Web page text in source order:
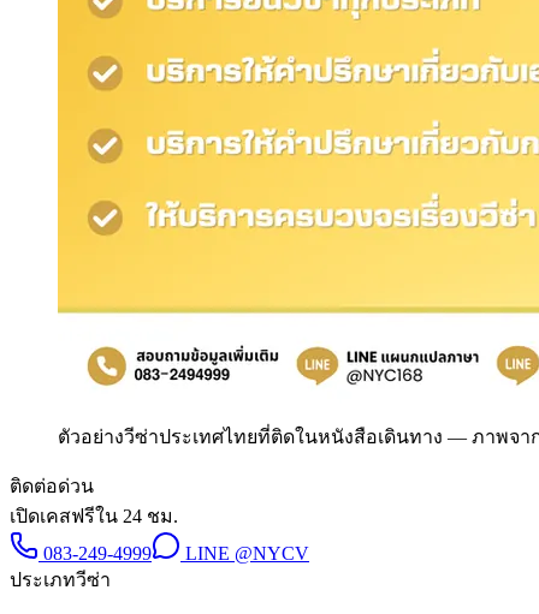
ตัวอย่างวีซ่าประเทศไทยที่ติดในหนังสือเดินทาง — ภาพจา
ติดต่อด่วน
เปิดเคสฟรีใน 24 ชม.
083-249-4999
LINE @NYCV
ประเภทวีซ่า